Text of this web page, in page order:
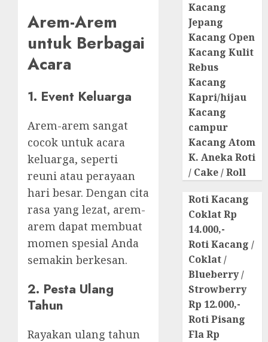
Arem-Arem
untuk Berbagai
Acara
1. Event Keluarga
Arem-arem sangat
cocok untuk acara
keluarga, seperti
reuni atau perayaan
hari besar. Dengan cita
rasa yang lezat, arem-
arem dapat membuat
momen spesial Anda
semakin berkesan.
2. Pesta Ulang
Tahun
Rayakan ulang tahun
Kacang
Jepang
Kacang Open
Kacang Kulit
Rebus
Kacang
Kapri/hijau
Kacang
campur
Kacang Atom
K. Aneka Roti
/ Cake / Roll
Roti Kacang
Coklat Rp
14.000,-
Roti Kacang /
Coklat /
Blueberry /
Strowberry
Rp 12.000,-
Roti Pisang
Fla Rp